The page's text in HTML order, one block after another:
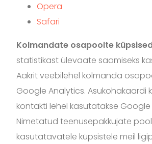
Opera
Safari
Kolmandate osapoolte
statistikast ülevaate saamiseks
Aakrit veebilehel kolmanda
Google Analytics. Asukohakaardi
kontakti lehel kasutatakse
Nimetatud teenusepakkujate
kasutatavatele küpsistele meil